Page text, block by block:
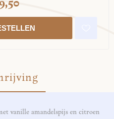
vanille amandelspijs en citroen